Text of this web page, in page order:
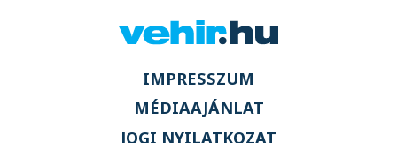
IMPRESSZUM
MÉDIAAJÁNLAT
JOGI NYILATKOZAT